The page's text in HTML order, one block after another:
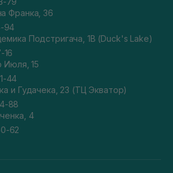
Франка, 36
94
Подстригача, 1В (Duck's Lake)
16
Июля, 15
44
и Гудачека, 23 (ТЦ Экватор)
88
4
62